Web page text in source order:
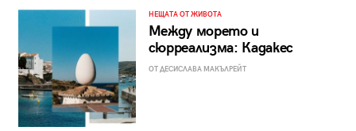
НЕЩАТА ОТ ЖИВОТА
Между морето и
сюрреализма: Кадакес
ОТ ДЕСИСЛАВА МАКЪЛРЕЙТ